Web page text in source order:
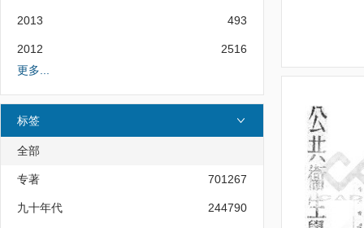
2013 493
2012
2516
更多...
标签
全部
专著 701267
九十年代 244790